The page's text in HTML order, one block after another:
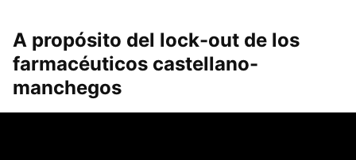
A propósito del lock-out de los
farmacéuticos castellano-
manchegos